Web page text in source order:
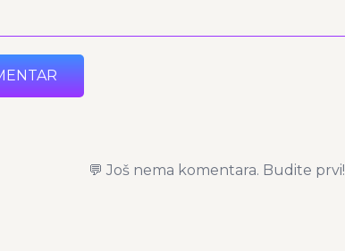
💬 Još nema komentara. Budite prvi!